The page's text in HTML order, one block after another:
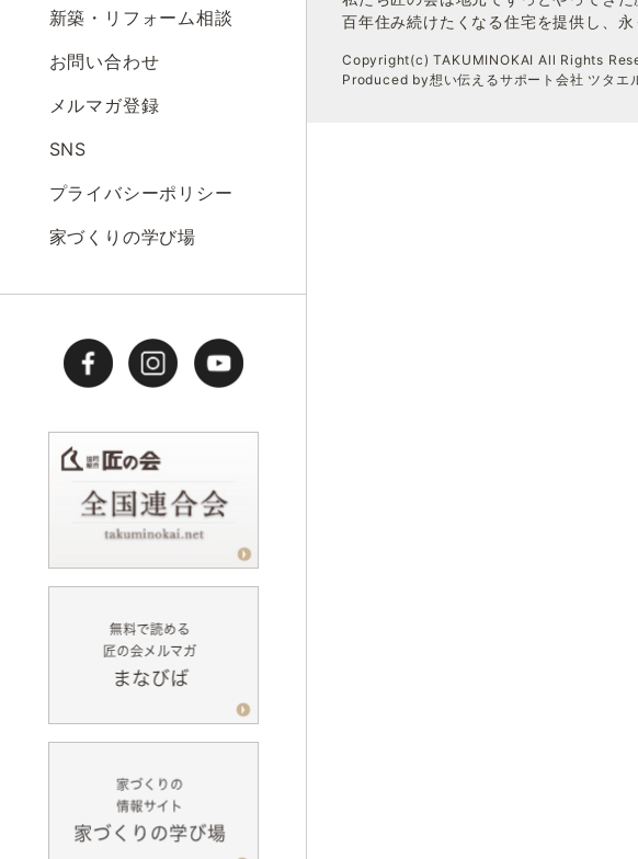
新築・リフォーム相談
お問い合わせ
メルマガ登録
SNS
プライバシーポリシー
家づくりの学び場
百年住み続けたくなる住宅を提供し、
Copyright(c) TAKUMINOKAI All Rights
Produced by想い伝えるサポート会社 ツタエ